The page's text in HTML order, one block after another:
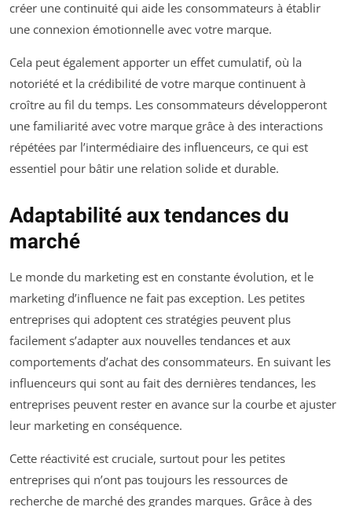
créer une continuité qui aide les consommateurs à établir
une connexion émotionnelle avec votre marque.
Cela peut également apporter un effet cumulatif, où la
notoriété et la crédibilité de votre marque continuent à
croître au fil du temps. Les consommateurs développeront
une familiarité avec votre marque grâce à des interactions
répétées par l’intermédiaire des influenceurs, ce qui est
essentiel pour bâtir une relation solide et durable.
Adaptabilité aux tendances du
marché
Le monde du marketing est en constante évolution, et le
marketing d’influence ne fait pas exception. Les petites
entreprises qui adoptent ces stratégies peuvent plus
facilement s’adapter aux nouvelles tendances et aux
comportements d’achat des consommateurs. En suivant les
influenceurs qui sont au fait des dernières tendances, les
entreprises peuvent rester en avance sur la courbe et ajuster
leur marketing en conséquence.
Cette réactivité est cruciale, surtout pour les petites
entreprises qui n’ont pas toujours les ressources de
recherche de marché des grandes marques. Grâce à des